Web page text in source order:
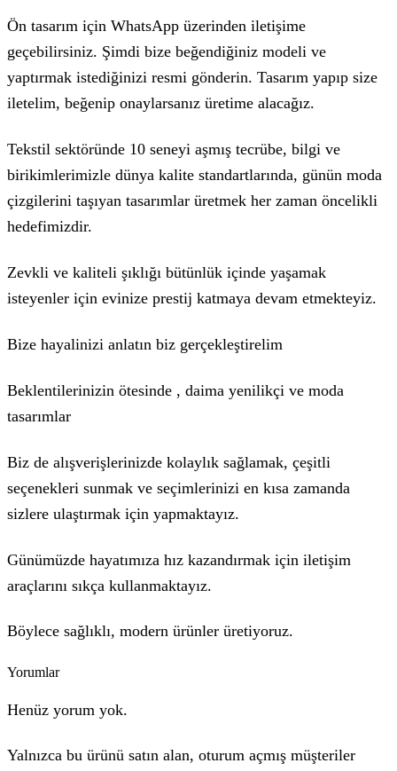
Ön tasarım için WhatsApp üzerinden iletişime
geçebilirsiniz. Şimdi bize beğendiğiniz modeli ve
yaptırmak istediğinizi resmi gönderin. Tasarım yapıp size
iletelim, beğenip onaylarsanız üretime alacağız.
Tekstil sektöründe 10 seneyi aşmış tecrübe, bilgi ve
birikimlerimizle dünya kalite standartlarında, günün moda
çizgilerini taşıyan tasarımlar üretmek her zaman öncelikli
hedefimizdir.
Zevkli ve kaliteli şıklığı bütünlük içinde yaşamak
isteyenler için evinize prestij katmaya devam etmekteyiz.
Bize hayalinizi anlatın biz gerçekleştirelim
Beklentilerinizin ötesinde , daima yenilikçi ve moda
tasarımlar
Biz de alışverişlerinizde kolaylık sağlamak, çeşitli
seçenekleri sunmak ve seçimlerinizi en kısa zamanda
sizlere ulaştırmak için yapmaktayız.
Günümüzde hayatımıza hız kazandırmak için iletişim
araçlarını sıkça kullanmaktayız.
Böylece sağlıklı, modern ürünler üretiyoruz.
Yorumlar
Henüz yorum yok.
Yalnızca bu ürünü satın alan, oturum açmış müşteriler